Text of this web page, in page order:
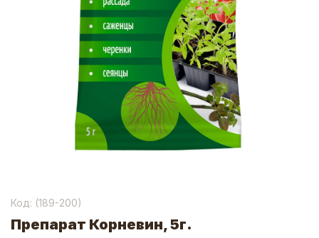
Код: (189-200)
Препарат Корневин, 5г.